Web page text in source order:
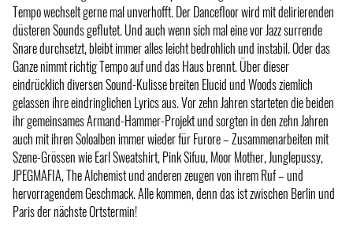
Tempo wechselt gerne mal unverhofft. Der Dancefloor wird mit delirierenden
düsteren Sounds geflutet. Und auch wenn sich mal eine vor Jazz surrende
Snare durchsetzt, bleibt immer alles leicht bedrohlich und instabil. Oder das
Ganze nimmt richtig Tempo auf und das Haus brennt. Über dieser
eindrücklich diversen Sound-Kulisse breiten Elucid und Woods ziemlich
gelassen ihre eindringlichen Lyrics aus. Vor zehn Jahren starteten die beiden
ihr gemeinsames Armand-Hammer-Projekt und sorgten in den zehn Jahren
auch mit ihren Soloalben immer wieder für Furore – Zusammenarbeiten mit
Szene-Grössen wie Earl Sweatshirt, Pink Sifuu, Moor Mother, Junglepussy,
JPEGMAFIA, The Alchemist und anderen zeugen von ihrem Ruf – und
hervorragendem Geschmack. Alle kommen, denn das ist zwischen Berlin und
Paris der nächste Ortstermin!